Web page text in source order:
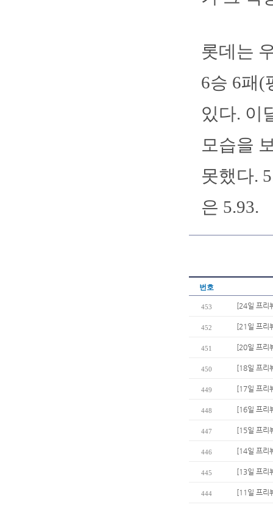
롯데는
6승 6패(
있다. 이
모습을
못했다.
은 5.93.
번호
453 [24일 프리
452 [21일 프리
451 [20일 프리
450 [18일 프리
449 [17일 프리
448 [16일 프리
447 [15일 프리
446 [14일 프리
445 [13일 프리
444 [11일 프리